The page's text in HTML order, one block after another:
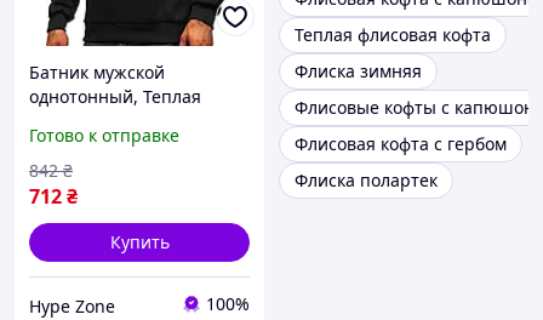
Батник мужской
однотонный, Теплая
черный на осень, зиму,
весну. Трехнитка.
Трикотаж
Готово к отправке
712₴
842 ₴
Купить
Hype Zone 100%
Теплая флисовая кофта
Флиска зимняя
Флисовые кофты с
Флисовая кофта с гербом
Флиска полартек